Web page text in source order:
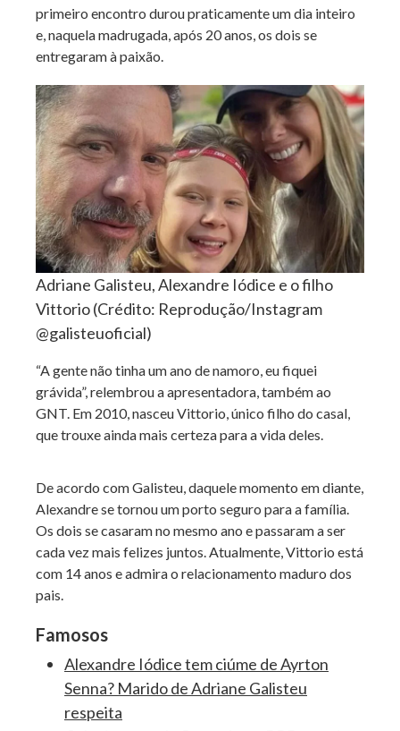
primeiro encontro durou praticamente um dia inteiro
e, naquela madrugada, após 20 anos, os dois se
entregaram à paixão.
Adriane Galisteu, Alexandre Iódice e o filho
Vittorio (Crédito: Reprodução/Instagram
@galisteuoficial)
“A gente não tinha um ano de namoro, eu fiquei
grávida”, relembrou a apresentadora, também ao
GNT. Em 2010, nasceu Vittorio, único filho do casal,
que trouxe ainda mais certeza para a vida deles.
De acordo com Galisteu, daquele momento em diante,
Alexandre se tornou um porto seguro para a família.
Os dois se casaram no mesmo ano e passaram a ser
cada vez mais felizes juntos. Atualmente, Vittorio está
com 14 anos e admira o relacionamento maduro dos
pais.
Famosos
Alexandre Iódice tem ciúme de Ayrton
Senna? Marido de Adriane Galisteu
respeita